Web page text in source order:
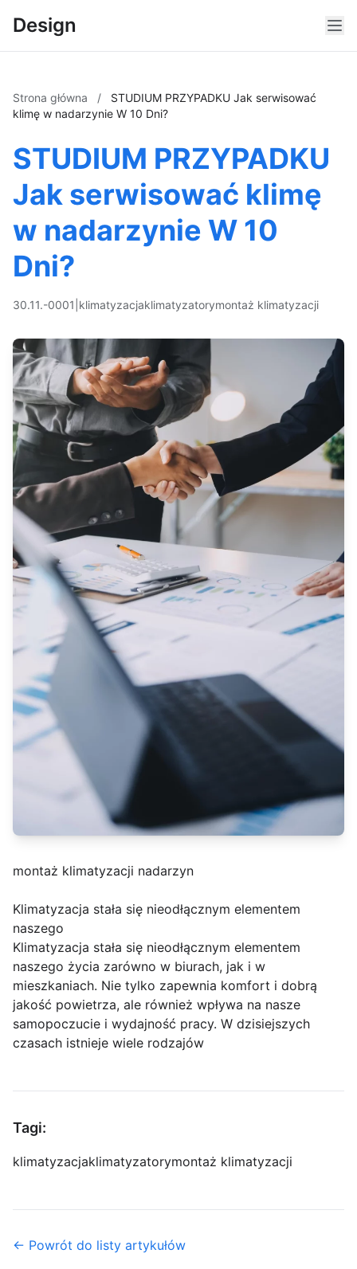
Design
Strona główna /
STUDIUM PRZYPADKU Jak serwisować
klimę w nadarzynie W 10 Dni?
STUDIUM PRZYPADKU
Jak serwisować klimę
w nadarzynie W 10
Dni?
30.11.-0001 klimatyzacjaklimatyzatorymontaż klimatyzacji
montaż klimatyzacji nadarzyn
Klimatyzacja stała się nieodłącznym elementem
naszego
Klimatyzacja stała się nieodłącznym elementem
naszego życia zarówno w biurach, jak i w
mieszkaniach. Nie tylko zapewnia komfort i dobrą
jakość powietrza, ale również wpływa na nasze
samopoczucie i wydajność pracy. W dzisiejszych
czasach istnieje wiele rodzajów
Tagi:
klimatyzacjaklimatyzatorymontaż klimatyzacji
← Powrót do listy artykułów